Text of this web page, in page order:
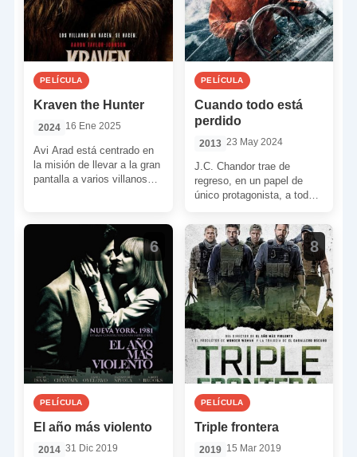
PELÍCULA
Kraven the Hunter
2024 16 Ene 2025
Avi Arad está centrado en
la misión de llevar a la gran
pantalla a varios villanos
PELÍCULA
Cuando todo está
perdido
2013 23 May 2024
J.C. Chandor trae de
regreso, en un papel de
único protagonista, a todo
Robert Redford. Un […]
6
PELÍCULA
El año más violento
2014 31 Dic 2019
8
PELÍCULA
Triple frontera
2019 15 Mar 2019